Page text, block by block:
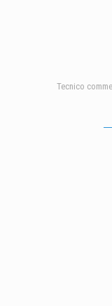
Tecnico